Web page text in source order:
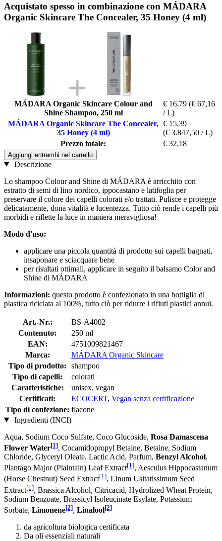
Acquistato spesso in combinazione con MÁDARA
Organic Skincare The Concealer, 35 Honey (4 ml)
MÁDARA Organic Skincare Colour and
Shine Shampoo, 250 ml
€ 16,79 (€ 67,16
/ L)
MÁDARA Organic Skincare The Concealer,
35 Honey (4 ml)
€ 15,39
(€ 3.847,50 / L)
Prezzo totale:
€ 32,18
Aggiungi entrambi nel carrello
Descrizione
Lo shampoo Colour and Shine di MÁDARA è arricchito con
estratto di semi di lino nordico, ippocastano e latifoglia per
preservare il colore dei capelli colorati e/o trattati. Pulisce e protegge
delicatamente, dona vitalità e lucentezza. Tutto ciò rende i capelli più
morbidi e riflette la luce in maniera meravigliosa!
Modo d'uso:
applicare una piccola quantità di prodotto sui capelli bagnati,
insaponare e sciacquare bene
per risultati ottimali, applicare in seguito il balsamo Color and
Shine di MÁDARA
Informazioni: questo prodotto è confezionato in una bottiglia di
plastica riciclata al 100%, tutto ciò per ridurre i rifiuti plastici annui.
Art.-Nr.:
BS-A4002
Contenuto:
250 ml
EAN:
4751009821467
Marca:
MÁDARA Organic Skincare
Tipo di prodotto:
shampoo
Tipo di capelli:
colorati
Caratteristiche:
unisex, vegan
Certificati:
ECOCERT, Vegan senza certificazione
Tipo di confezione: flacone
Ingredienti (INCI)
Aqua, Sodium Coco­ Sulfate, Coco Glucoside, Rosa Damascena
Flower Water[1], Cocamidopropyl Betaine, Betaine, Sodium
Chloride, Glyceryl Oleate, Lactic Acid, Parfum, Benzyl Alcohol,
Plantago Major (Plaintain) Leaf Extract[1], Aesculus Hippocastanum
(Horse Chestnut) Seed Extract[1], Linum Usitatissimum Seed
Extract[1], Brassica Alcohol, Citricacid, Hydrolized Wheat Protein,
Sodium Benzoate, Brassicyl Isoleucinate Esylate, Potassium
Sorbate, Limonene[2], Linalool[2]
da agricoltura biologica certificata
Da oli essenziali naturali